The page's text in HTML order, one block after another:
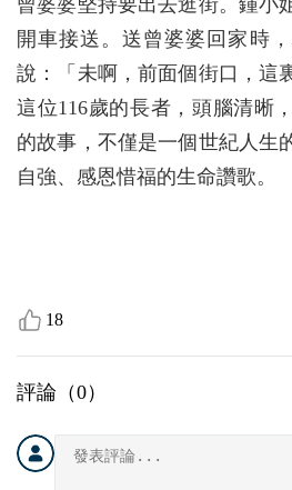
曾婆婆堅持要出去逛街。鍾小
開車接送。送曾婆婆回家時
說：「未啊，前面個街口，這
這位116歲的長者，頭腦清晰
的故事，不僅是一個世紀人生
自強、感恩惜福的生命讚歌。
18
評論（0）